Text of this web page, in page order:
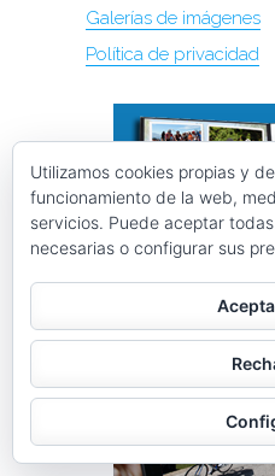
Galerías de imágenes
Política de privacidad
Utilizamos cookies propias y
funcionamiento de la web,
servicios. Puede aceptar
necesarias o configurar sus